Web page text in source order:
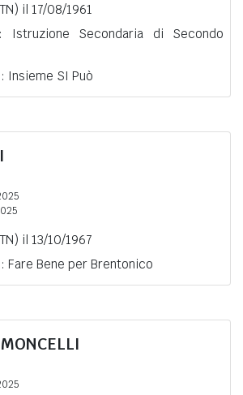
il 17/08/1961
Secondaria di Secondo
Insieme SI Può
il 13/10/1967
Fare Bene per Brentonico